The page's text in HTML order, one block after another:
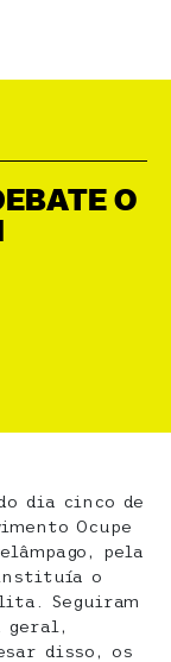
O
dia cinco de
Ocupe
pela
instituía o
Seguiram
geral,
disso, os